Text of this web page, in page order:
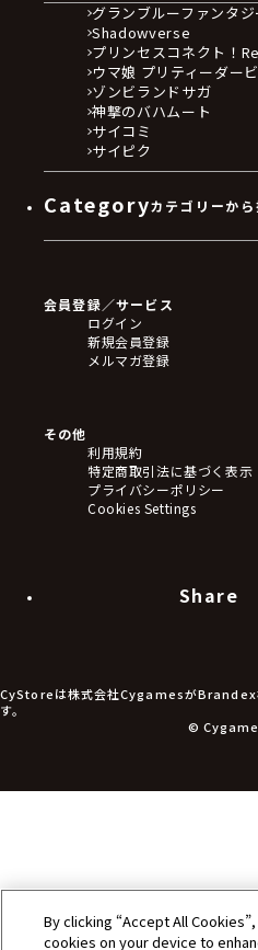
グランブルーファンタジ
Shadowverse
プリンセスコネクト！
ウマ娘 プリティーダー
ゾンビランドサガ
神撃のバハムート
サイコミ
サイピク
Categoryカテゴリーから
フィギュア
アクリルスタンド
バッジ
キーホルダー・ストラッ
ステッカー・シール・カ
タペストリー・ポスター
アームサポーター
ブレードホルダー
食品・飲料品
アパレル小物
アクセサリー
会員登録／サービス
ログイン
新規会員登録
メルマガ登録
その他
利用規約
特定商取引法に基づく表示
プライバシーポリシー
Cookies Settings
Share
CyStoreは株式会社CygamesがBrandex
す。
©
By clicking “Accept All
cookies on your device to